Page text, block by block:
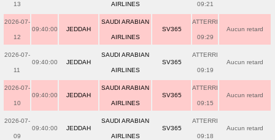
13 AIRLINES 09:21
2026-07-
12
09:40:00 JEDDAH
SAUDI ARABIAN
AIRLINES
SV365
ATTERRI
09:29
Aucun retard
2026-07-
11
09:40:00 JEDDAH
SAUDI ARABIAN
AIRLINES
SV365
ATTERRI
09:19
Aucun retard
2026-07-
10
09:40:00 JEDDAH
SAUDI ARABIAN
AIRLINES
SV365
ATTERRI
09:15
Aucun retard
2026-07-
09
09:40:00 JEDDAH
SAUDI ARABIAN
AIRLINES
SV365
ATTERRI
09:18
Aucun retard